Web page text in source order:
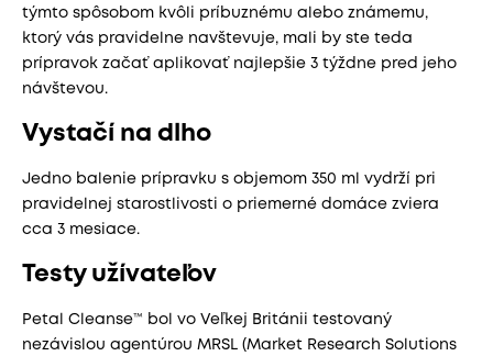
týmto spôsobom kvôli príbuznému alebo známemu,
ktorý vás pravidelne navštevuje, mali by ste teda
prípravok začať aplikovať najlepšie 3 týždne pred jeho
návštevou.
Vystačí na dlho
Jedno balenie prípravku s objemom 350 ml vydrží pri
pravidelnej starostlivosti o priemerné domáce zviera
cca 3 mesiace.
Testy užívateľov
Petal Cleanse™ bol vo Veľkej Británii testovaný
nezávislou agentúrou MRSL (Market Research Solutions